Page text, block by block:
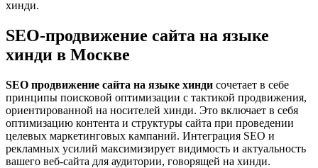
хинди.
SEO-продвижение сайта на языке
хинди в Москве
SEO продвижение сайта на языке хинди сочетает в себе
принципы поисковой оптимизации с тактикой продвижения,
ориентированной на носителей хинди. Это включает в себя
оптимизацию контента и структуры сайта при проведении
целевых маркетинговых кампаний. Интеграция SEO и
рекламных усилий максимизирует видимость и актуальность
вашего веб-сайта для аудитории, говорящей на хинди.